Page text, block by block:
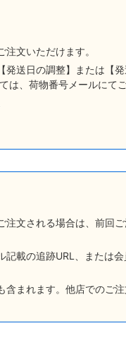
文いただけます。
発送日の調整】または【
、荷物番号メールにてご
注文される場合は、前回
記載の追跡URL、または
含まれます。他店でのご